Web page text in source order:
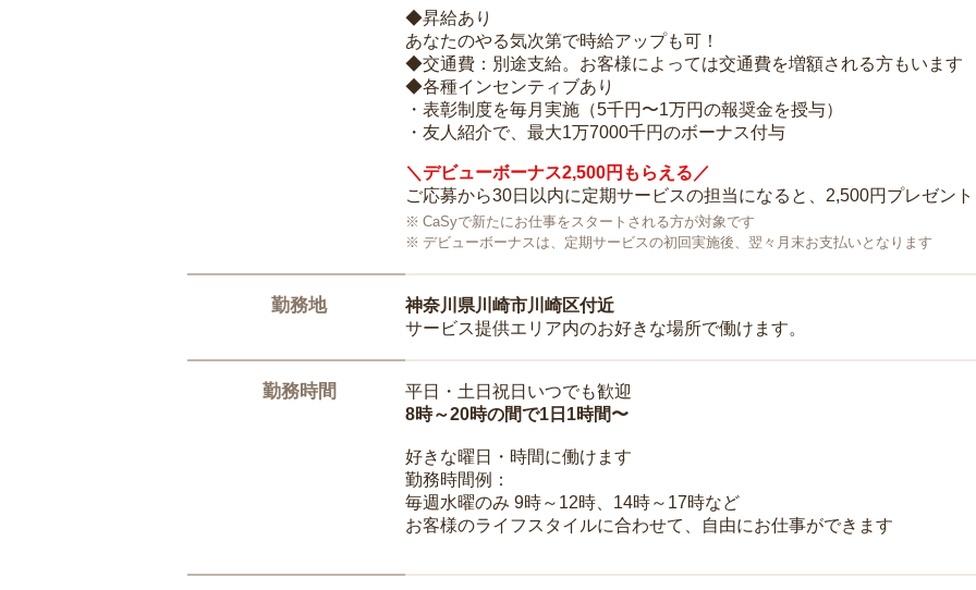
◆昇給あり
あなたのやる気次第で時給アップも可！
◆交通費：別途支給。お客様によっては交通費を増額される方もいます
◆各種インセンティブあり
・表彰制度を毎月実施（5千円〜1万円の報奨金を授与）
・友人紹介で、最大1万7000千円のボーナス付与
＼デビューボーナス2,500円もらえる／
ご応募から30日以内に定期サービスの担当になると、2,500円プレゼント
CaSyで新たにお仕事をスタートされる方が対象です
デビューボーナスは、定期サービスの初回実施後、翌々月末お支払いとなります
勤務地
神奈川県川崎市川崎区付近
サービス提供エリア内のお好きな場所で働けます。
勤務時間
平日・土日祝日いつでも歓迎
8時～20時の間で1日1時間〜
好きな曜日・時間に働けます
勤務時間例：
毎週水曜のみ 9時～12時、14時～17時など
お客様のライフスタイルに合わせて、自由にお仕事ができます